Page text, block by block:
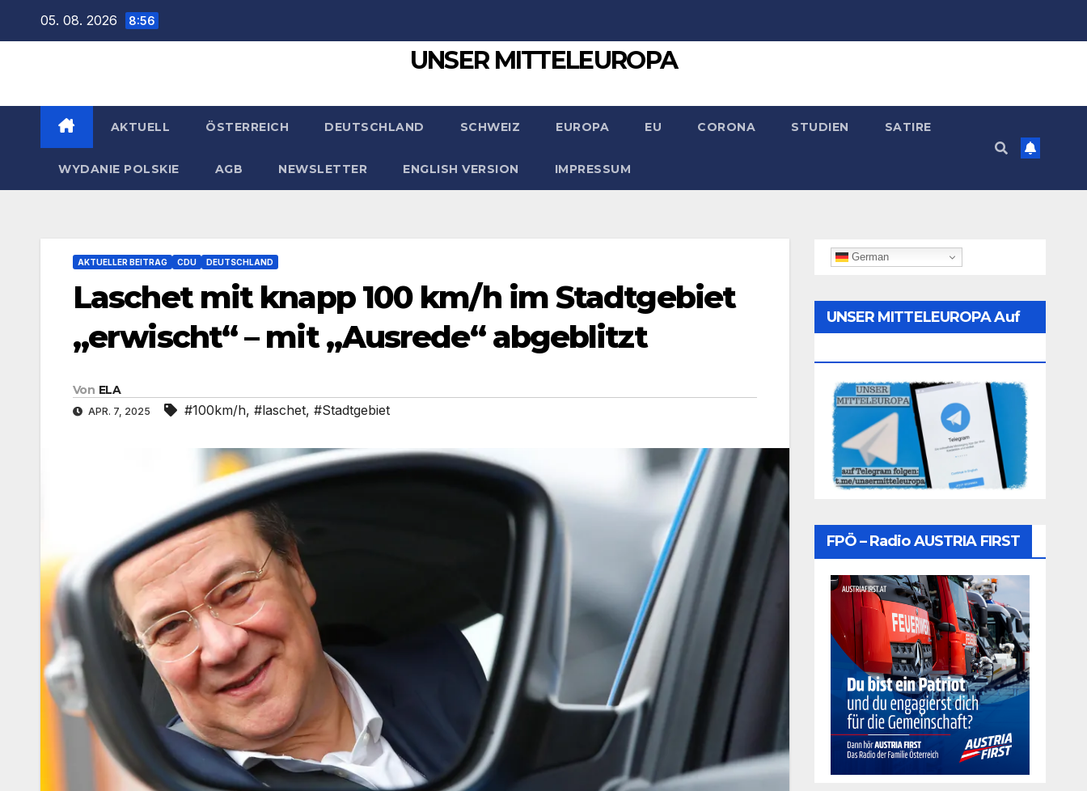
05. 08. 2026 8:56
UNSER MITTELEUROPA
AKTUELL ÖSTERREICH DEUTSCHLAND SCHWEIZ EUROPA EU CORONA STUDIEN SATIRE
WYDANIE POLSKIE AGB NEWSLETTER ENGLISH VERSION IMPRESSUM
AKTUELLER BEITRAG CDU DEUTSCHLAND
Laschet mit knapp 100 km/h im Stadtgebiet
„erwischt“ – mit „Ausrede“ abgeblitzt
Von ELA
APR. 7, 2025 #100km/h, #laschet, #Stadtgebiet
German
UNSER MITTELEUROPA Auf
FPÖ – Radio AUSTRIA FIRST